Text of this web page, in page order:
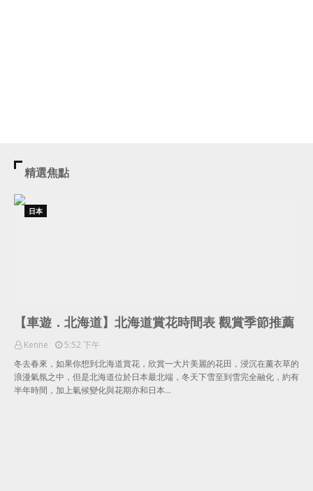
精選焦點
日本
【車遊．北海道】北海道賞花時間表 觀賞季節推薦
Kenne
5:52 下午
冬去春來，如果你想到北海道賞花，欣賞一大片美麗的花田，浸沉在薰衣草的
浪漫氣氛之中，但是北海道位於日本最北端，冬天下雪至到雪完全融化，約有
半年時間，加上氣候變化與花期亦和日本…